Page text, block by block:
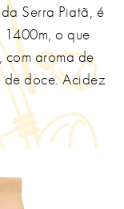
Serra Piatã, é
o que
com aroma de
de doce. Acidez